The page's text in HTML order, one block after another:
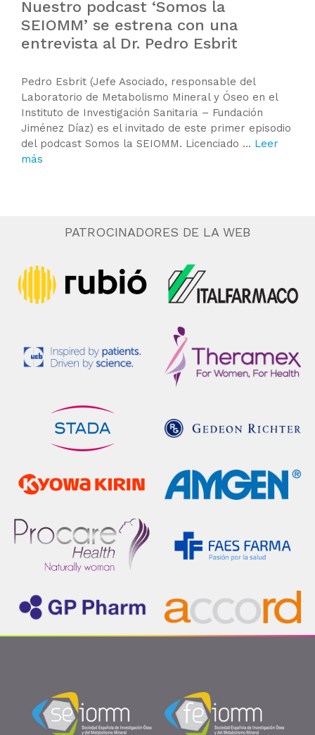
Nuestro podcast ‘Somos la
SEIOMM’ se estrena con una
entrevista al Dr. Pedro Esbrit
Pedro Esbrit (Jefe Asociado, responsable del
Laboratorio de Metabolismo Mineral y Óseo en el
Instituto de Investigación Sanitaria – Fundación
Jiménez Díaz) es el invitado de este primer episodio
del podcast Somos la SEIOMM. Licenciado … Leer
más
PATROCINADORES DE LA WEB